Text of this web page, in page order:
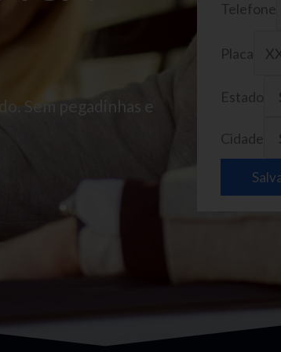
Sem pegadinhas e
Telefone
Placa
Estado
Cidade